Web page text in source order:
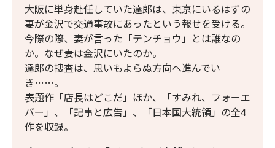
大阪に単身赴任していた達郎は、東京にいるはずの
妻が金沢で交通事故にあったという報せを受ける。
今際の際、妻が言った「テンチョウ」とは誰なの
か。なぜ妻は金沢にいたのか。
達郎の捜査は、思いもよらぬ方向へ進んでい
き……。
表題作「店長はどこだ」ほか、「すみれ、フォーエ
バー」、「記事と広告」、「日本国大統領」の全4
作を収録。